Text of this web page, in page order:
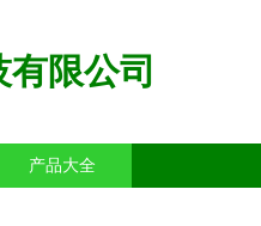
限公司
产品大全